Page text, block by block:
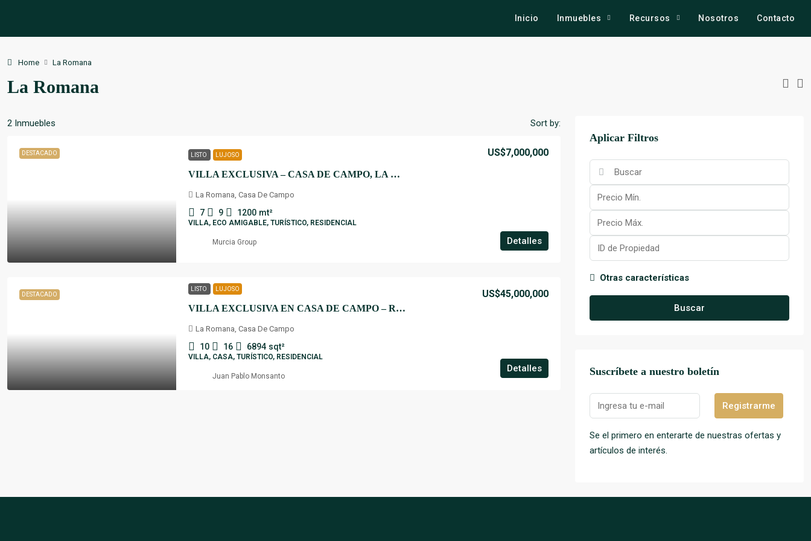
Inicio Inmuebles Recursos Nosotros Contacto
Home La Romana
La Romana
2 Inmuebles Sort by:
DESTACADO LISTO LUJOSO
VILLA EXCLUSIVA – CASA DE CAMPO, LA ROMANA.
US$7,000,000
La Romana, Casa De Campo
7 9 1200 mt²
VILLA, ECO AMIGABLE, TURÍSTICO, RESIDENCIAL
Detalles
Murcia Group
DESTACADO
LISTO LUJOSO
VILLA EXCLUSIVA EN CASA DE CAMPO – ROMANA .
US$45,000,000
La Romana, Casa De Campo
10 16 6894 sqt²
VILLA, CASA, TURÍSTICO, RESIDENCIAL
Detalles
Juan Pablo Monsanto
Aplicar Filtros
Otras características
Buscar
Suscríbete a nuestro boletín
Registrarme
Se el primero en enterarte de nuestras ofertas y
artículos de interés.